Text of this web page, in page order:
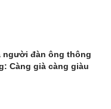
người đàn ông thông
Càng già càng giàu